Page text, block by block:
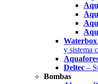
Waterbox
y sistema
Deltec –
Bombas